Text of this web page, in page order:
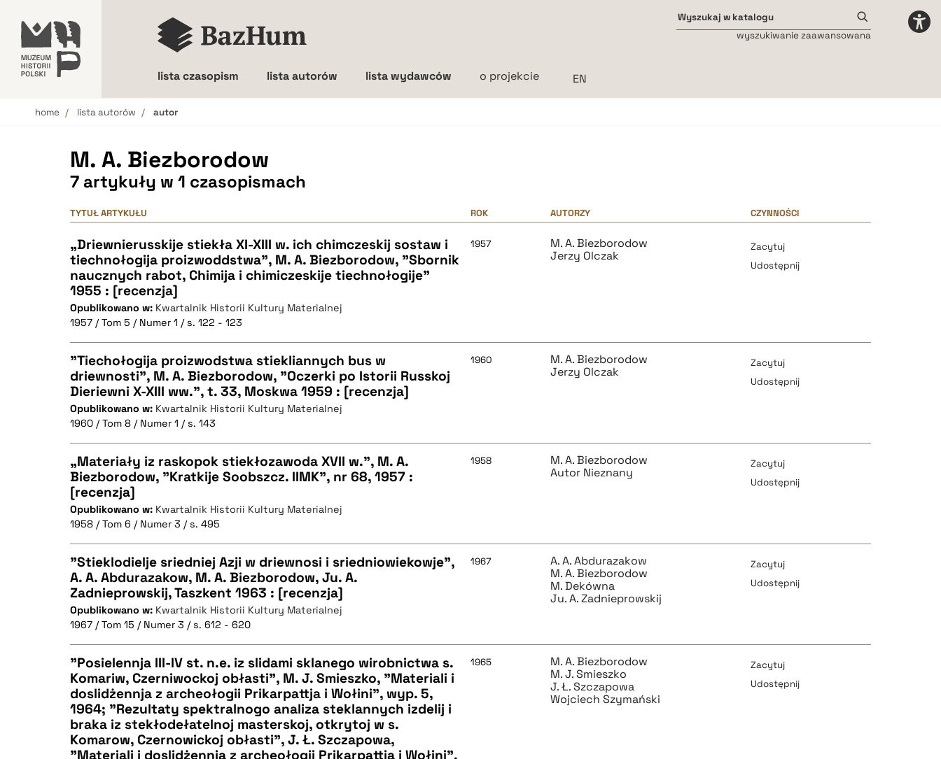
lista czasopism lista autorów lista wydawców o projekcie
wyszukiwanie zaawansowana
home lista autorów autor
M. A. Biezborodow
7 artykuły w 1 czasopismach
TYTUŁ ARTYKUŁU ROK AUTORZY CZYNNOŚCI
„Driewnierusskije stiekła XI-XIII w. ich chimczeskij sostaw i
tiechnołogija proizwoddstwa”, M. A. Biezborodow, "Sbornik
naucznych rabot, Chimija i chimiczeskije tiechnołogije"
1955 : [recenzja]
Opublikowano w: Kwartalnik Historii Kultury Materialnej
1957 / Tom 5 / Numer 1 / s. 122 - 123
1957
M. A. Biezborodow
Jerzy Olczak
Zacytuj
Udostępnij
CZYSTY TEKST
BIBTEX
"Tiechołogija proizwodstwa stiekliannych bus w
driewnosti", M. A. Biezborodow, "Oczerki po Istorii Russkoj
Dieriewni X-XIII ww.", t. 33, Moskwa 1959 : [recenzja]
Opublikowano w: Kwartalnik Historii Kultury Materialnej
1960 / Tom 8 / Numer 1 / s. 143
1960
M. A. Biezborodow
Jerzy Olczak
Zacytuj
Udostępnij
CZYSTY TEKST
BIBTEX
„Materiały iz raskopok stiekłozawoda XVII w.”, M. A.
Biezborodow, "Kratkije Soobszcz. IIMK", nr 68, 1957 :
[recenzja]
Opublikowano w: Kwartalnik Historii Kultury Materialnej
1958 / Tom 6 / Numer 3 / s. 495
1958
M. A. Biezborodow
Autor Nieznany
Zacytuj
Udostępnij
CZYSTY TEKST
BIBTEX
"Stieklodielje sriedniej Azji w driewnosi i sriedniowiekowje",
A. A. Abdurazakow, M. A. Biezborodow, Ju. A.
Zadnieprowskij, Taszkent 1963 : [recenzja]
Opublikowano w: Kwartalnik Historii Kultury Materialnej
1967 / Tom 15 / Numer 3 / s. 612 - 620
1967
A. A. Abdurazakow
M. A. Biezborodow
M. Dekówna
Ju. A. Zadnieprowskij
Zacytuj
Udostępnij
CZYSTY TEKST
"Posielennja III-IV st. n.e. iz slidami sklanego wirobnictwa s.
Komariw, Czerniwockoj obłasti", M. J. Smieszko, "Materiali i
doslidżennja z archeołogii Prikarpattja i Wołini", wyp. 5,
1964; "Rezultaty spektralnogo analiza steklannych izdelij i
braka iz stekłodełatelnoj masterskoj, otkrytoj w s.
Komarow, Czernowickoj obłasti", J. Ł. Szczapowa,
"Materiali i doslidżennja z archeołogii Prikarpattja i Wołini",
1965
M. A. Biezborodow
M. J. Smieszko
J. Ł. Szczapowa
Wojciech Szymański
Zacytuj
Udostępnij